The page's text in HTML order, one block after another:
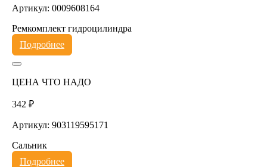
Артикул: 0009608164
Ремкомплект гидроцилиндра
Подробнее
ЦЕНА ЧТО НАДО
342 ₽
Артикул: 903119595171
Сальник
Подробнее